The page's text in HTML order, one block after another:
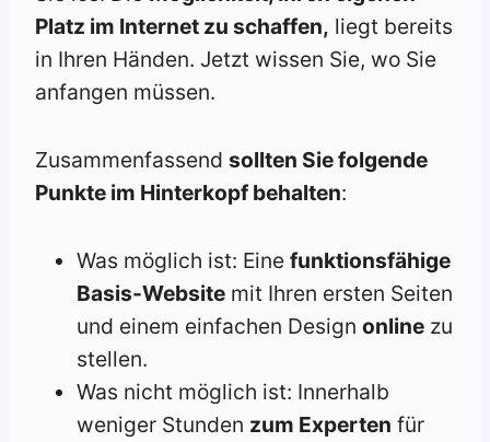
Platz im Internet zu schaffen, liegt bereits
in Ihren Händen. Jetzt wissen Sie, wo Sie
anfangen müssen.
Zusammenfassend sollten Sie folgende
Punkte im Hinterkopf behalten:
Was möglich ist: Einefunktionsfähige
Basis-Website mit Ihren ersten Seiten
und einem einfachen Designonline zu
stellen.
Was nicht möglich ist: Innerhalb
weniger Stunden zum Experten für